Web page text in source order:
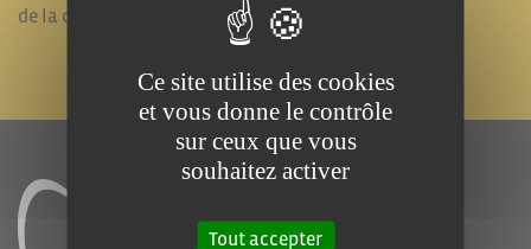
de la commune.
JE M'ABONNE !
Ce site utilise des cookies
et vous donne le contrôle
sur ceux que vous
souhaitez activer
Tout accepter